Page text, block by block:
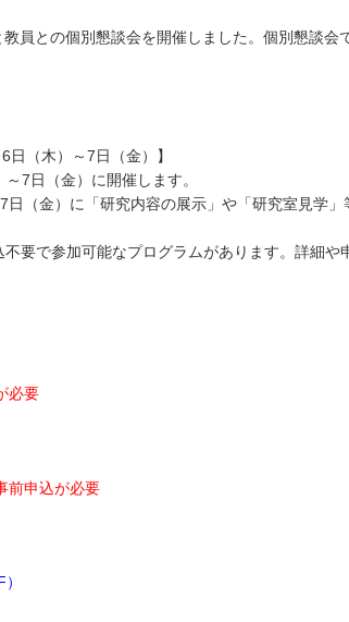
員との個別懇談会を開催しました。個別懇談
（木）～7日（金）】
ャンパスは、8
（金）に「研究内容の展示」や「研究室見学」
不要で参加可能なプログラムがあります。詳細
前申込
前申込が必要